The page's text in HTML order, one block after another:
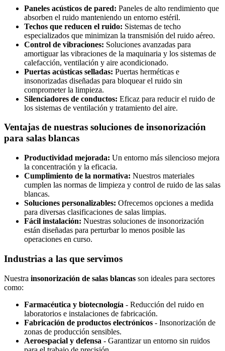
Paneles acústicos de pared: Paneles de alto rendimiento que
absorben el ruido manteniendo un entorno estéril.
Techos que reducen el ruido: Sistemas de techo
especializados que minimizan la transmisión del ruido aéreo.
Control de vibraciones: Soluciones avanzadas para
amortiguar las vibraciones de la maquinaria y los sistemas de
calefacción, ventilación y aire acondicionado.
Puertas acústicas selladas: Puertas herméticas e
insonorizadas diseñadas para bloquear el ruido sin
comprometer la limpieza.
Silenciadores de conductos: Eficaz para reducir el ruido de
los sistemas de ventilación y tratamiento del aire.
Ventajas de nuestras soluciones de insonorización
para salas blancas
Productividad mejorada: Un entorno más silencioso mejora
la concentración y la eficacia.
Cumplimiento de la normativa: Nuestros materiales
cumplen las normas de limpieza y control de ruido de las salas
blancas.
Soluciones personalizables: Ofrecemos opciones a medida
para diversas clasificaciones de salas limpias.
Fácil instalación: Nuestras soluciones de insonorización
están diseñadas para perturbar lo menos posible las
operaciones en curso.
Industrias a las que servimos
Nuestra insonorización de salas blancas son ideales para sectores
como:
Farmacéutica y biotecnología - Reducción del ruido en
laboratorios e instalaciones de fabricación.
Fabricación de productos electrónicos - Insonorización de
zonas de producción sensibles.
Aeroespacial y defensa - Garantizar un entorno sin ruidos